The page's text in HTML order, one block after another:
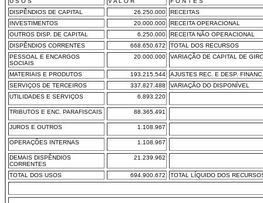
DISPÊNDIOS DE CAPITAL
26.250.000
RECEITAS
INVESTIMENTOS
20.000.000
RECEITA OPERACIONAL
OUTROS DISP. DE CAPITAL
6.250.000
RECEITA NÃO OPERACIONAL
DISPÊNDIOS CORRENTES
668.650.672
TOTAL DOS RECURSOS
PESSOAL E ENCARGOS
SOCIAIS
20.000.000 VARIAÇÃO DE CAPITAL DE
MATERIAIS E PRODUTOS 193.215.544
AJUSTES REC. E DESP. FINANC.
SERVIÇOS DE TERCEIROS
337.827.488
VARIAÇÃO DO DISPONÍVEL
UTILIDADES E SERVIÇOS
6.893.220
TRIBUTOS E ENC. PARAFISCAIS 88.365.491
JUROS E OUTROS 1.108.967
OPERAÇÕES INTERNAS 1.108.967
DEMAIS DISPÊNDIOS
CORRENTES
21.239.962
TOTAL DOS USOS 694.900.672 TOTAL LÍQUIDO DOS